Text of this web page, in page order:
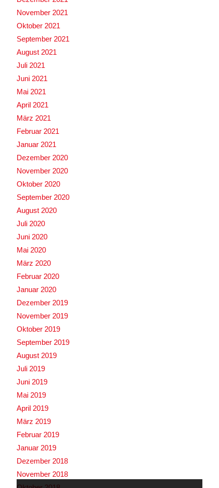
November 2021
Oktober 2021
September 2021
August 2021
Juli 2021
Juni 2021
Mai 2021
April 2021
März 2021
Februar 2021
Januar 2021
Dezember 2020
November 2020
Oktober 2020
September 2020
August 2020
Juli 2020
Juni 2020
Mai 2020
März 2020
Februar 2020
Januar 2020
Dezember 2019
November 2019
Oktober 2019
September 2019
August 2019
Juli 2019
Juni 2019
Mai 2019
April 2019
März 2019
Februar 2019
Januar 2019
Dezember 2018
November 2018